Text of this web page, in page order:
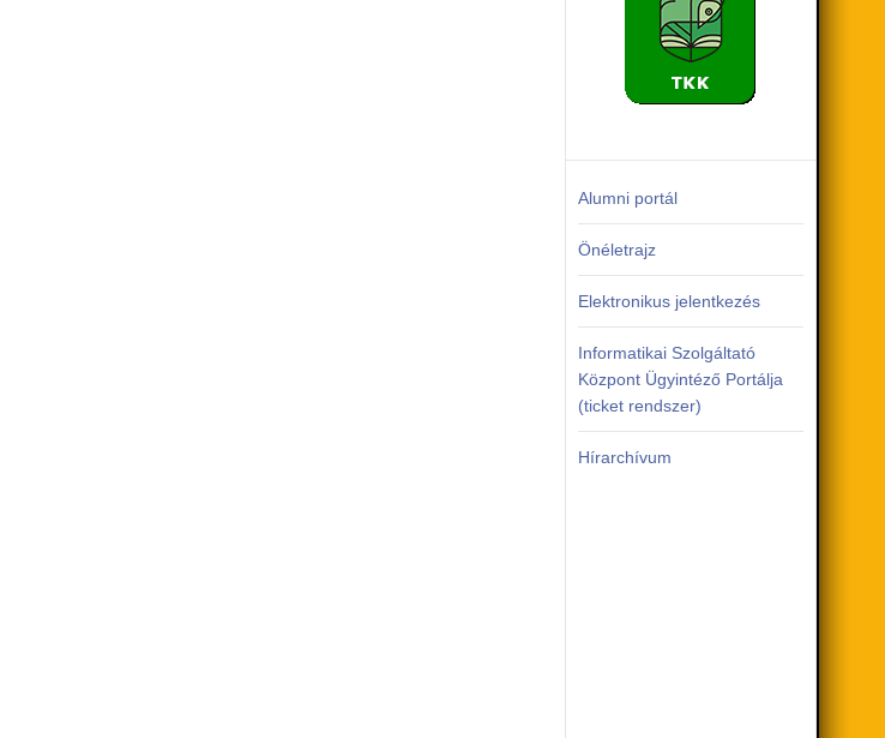
Alumni portál
Önéletrajz
Elektronikus jelentkezés
Informatikai Szolgáltató
Központ Ügyintéző Portálja
(ticket rendszer)
Hírarchívum